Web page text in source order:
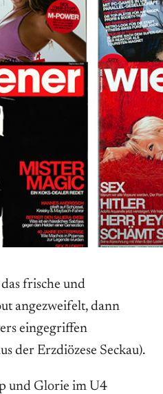
frische und
angezweifelt, dann
eingegriffen
der Erzdiözese Seckau).
und Glorie im U4